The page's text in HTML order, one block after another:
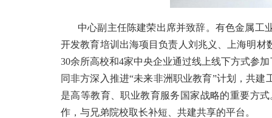
中心副主任陈建荣出席并致辞。有色金属工
开发教育培训出海项目负责人刘兆义、上海明
30余所高校和4家中央企业通过线上线下方式参
同非方深入推进“未来非洲职业教育”计划，共
是高等教育、职业教育服务国家战略的重要方
作，与兄弟院校取长补短、共建共享的平台。